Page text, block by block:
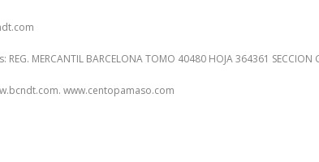
MERCANTIL BARCELONA TOMO 40480 HOJA 364361 SECCION
www.centopamaso.com